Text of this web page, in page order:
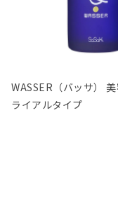
WASSER（バッサ）
ライアルタイプ